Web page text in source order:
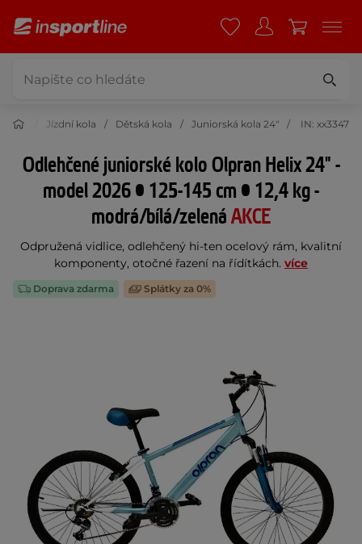
Jízdní kola Dětská kola Juniorská kola 24" IN: xx3347
Odlehčené juniorské kolo Olpran Helix 24" -
model 2026 • 125-145 cm • 12,4 kg -
modrá/bílá/zelenáAKCE
Odpružená vidlice, odlehčený hi-ten ocelový rám, kvalitní
komponenty, otočné řazení na řídítkách. více
Doprava zdarma Splátky za 0%